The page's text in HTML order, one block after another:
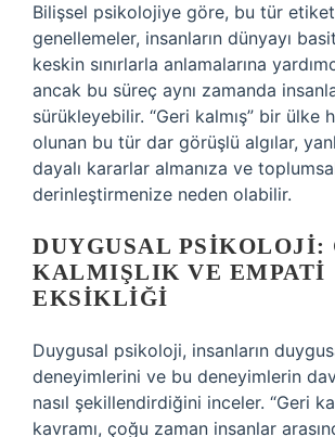
Bilişsel psikolojiye göre, bu tür
genellemeler, insanların dünyayı
keskin sınırlarla anlamalarına
ancak bu süreç aynı zamanda
sürükleyebilir. “Geri kalmış” bir ülke
olunan bu tür dar görüşlü algılar,
dayalı kararlar almanıza ve
derinleştirmenize neden olabilir.
DUYGUSAL PSIKOLOJI:
KALMIŞLIK VE EMPATI
EKSIKLIĞI
Duygusal psikoloji, insanların
deneyimlerini ve bu deneyimlerin
nasıl şekillendirdiğini inceler. “Geri
kavramı, çoğu zaman insanlar